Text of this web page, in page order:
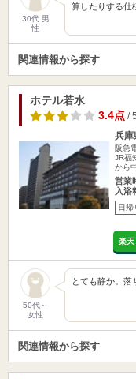
30代 男
性
算したりする仕
関連情報から探す
ホテル若水
3.4点/
兵庫
阪急
JR福
から
営業
入浴
日帰
楽天
50代～
女性
とても静か。落
関連情報から探す